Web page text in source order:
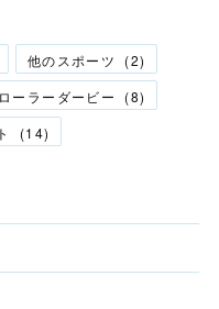
他のスポーツ (2)
ローラーダービー (8)
(14)